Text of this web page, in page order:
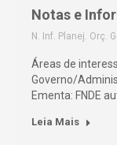
Notas e
N. Inf. Planej. Orç.
Áreas de
Governo/
Ementa: FNDE
Leia Mais